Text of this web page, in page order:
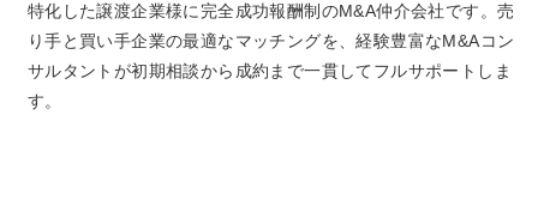
特化した譲渡企業様に完全成功報酬制のM&A仲介会社です。売
り手と買い手企業の最適なマッチングを、経験豊富なM&Aコン
サルタントが初期相談から成約まで一貫してフルサポートしま
す。